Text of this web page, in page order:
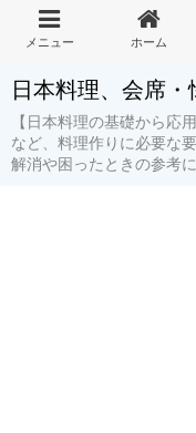
日本料理、会席
【日本料理の基礎から応
など、料理作りに必要な
解消や困ったときの参考